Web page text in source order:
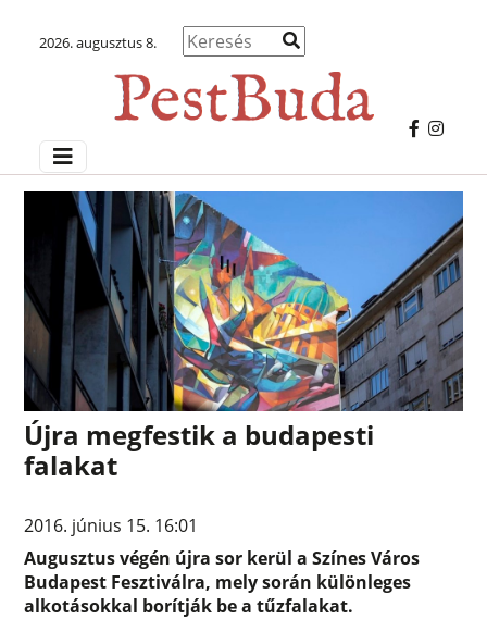
2026. augusztus 8.
Újra megfestik a budapesti
falakat
2016. június 15. 16:01
Augusztus végén újra sor kerül a Színes Város
Budapest Fesztiválra, mely során különleges
alkotásokkal borítják be a tűzfalakat.